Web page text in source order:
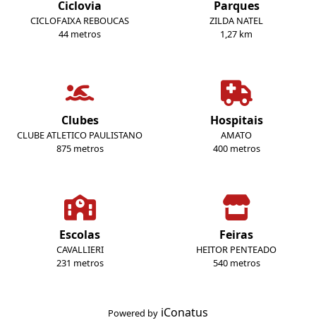
Ciclovia
CICLOFAIXA REBOUCAS
44 metros
Parques
ZILDA NATEL
1,27 km
Clubes
CLUBE ATLETICO PAULISTANO
875 metros
Hospitais
AMATO
400 metros
Escolas
CAVALLIERI
231 metros
Feiras
HEITOR PENTEADO
540 metros
Powered by iConatus